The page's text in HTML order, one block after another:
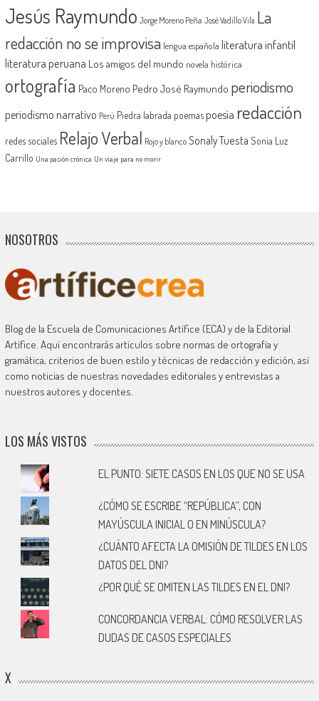
Jesús Raymundo Jorge Moreno Peña José Vadillo Vila La
redacción no se improvisa lengua española literatura infantil
literatura peruana Los amigos del mundo novela histórica
ortografía Paco Moreno Pedro José Raymundo periodismo
periodismo narrativo Perú Piedra labrada poemas poesía redacción
redes sociales Relajo Verbal Rojo y blanco Sonaly Tuesta Sonia Luz
Carrillo Una pasión crónica Un viaje para no morir
NOSOTROS
Blog de la Escuela de Comunicaciones Artífice (ECA) y de la Editorial
Artífice. Aquí encontrarás artículos sobre normas de ortografía y
gramática, criterios de buen estilo y técnicas de redacción y edición, así
como noticias de nuestras novedades editoriales y entrevistas a
nuestros autores y docentes.
LOS MÁS VISTOS
EL PUNTO: SIETE CASOS EN LOS QUE NO SE USA
¿CÓMO SE ESCRIBE “REPÚBLICA”, CON
MAYÚSCULA INICIAL O EN MINÚSCULA?
¿CUÁNTO AFECTA LA OMISIÓN DE TILDES EN LOS
DATOS DEL DNI?
¿POR QUÉ SE OMITEN LAS TILDES EN EL DNI?
CONCORDANCIA VERBAL: CÓMO RESOLVER LAS
DUDAS DE CASOS ESPECIALES
X